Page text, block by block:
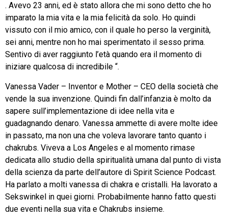
punti.
. Avevo 23 anni, ed è stato allora che mi sono detto che ho
imparato la mia vita e la mia felicità da solo. Ho quindi
vissuto con il mio amico, con il quale ho perso la verginità,
sei anni, mentre non ho mai sperimentato il sesso prima.
Sentivo di aver raggiunto l’età quando era il momento di
iniziare qualcosa di incredibile “.
Vanessa Vader – Inventor e Mother – CEO della società che
vende la sua invenzione. Quindi fin dall’infanzia è molto da
sapere sull’implementazione di idee nella vita e
guadagnando denaro. Vanessa ammette di avere molte idee
in passato, ma non una che voleva lavorare tanto quanto i
chakrubs. Viveva a Los Angeles e al momento rimase
dedicata allo studio della spiritualità umana dal punto di vista
della scienza da parte dell’autore di Spirit Science Podcast.
Ha parlato a molti vanessa di chakra e cristalli. Ha lavorato a
Sekswinkel in quei giorni. Probabilmente hanno fatto questi
due eventi nella sua vita e Chakrubs insieme.